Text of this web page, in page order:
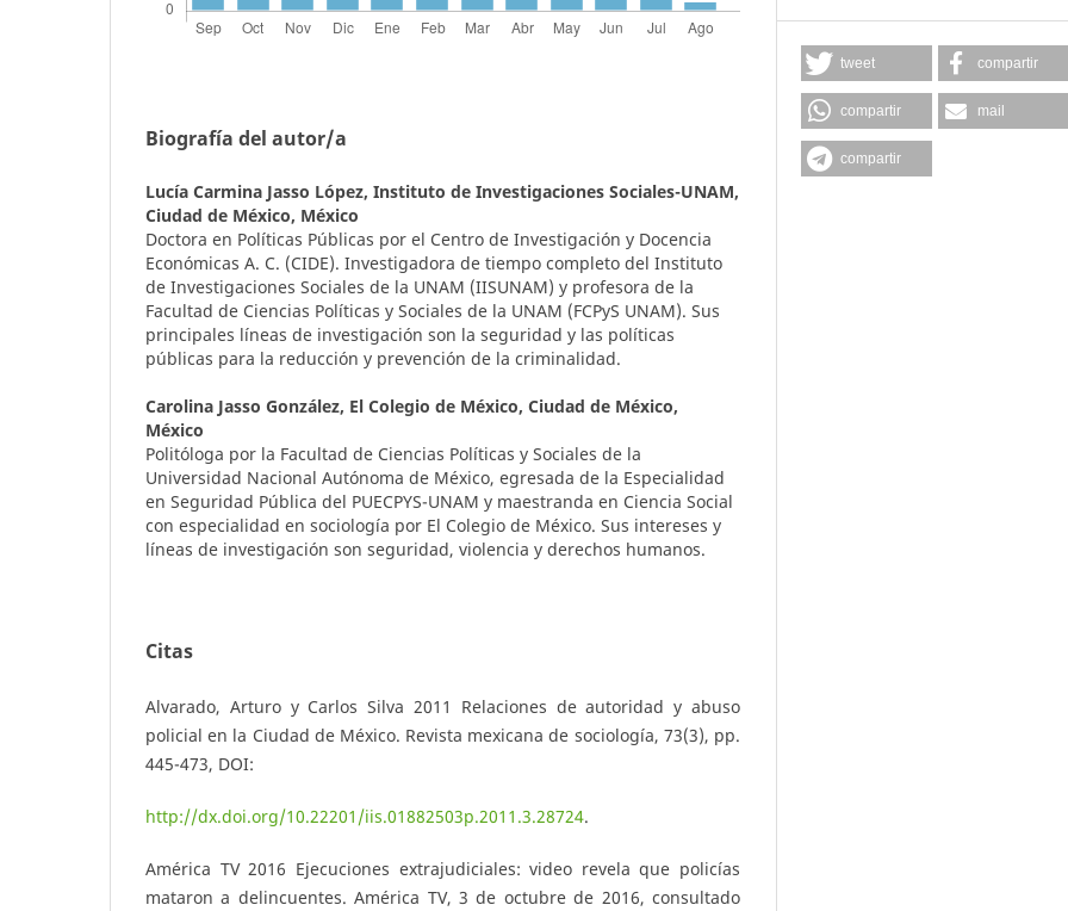
Biografía del autor/a
Lucía Carmina Jasso López, Instituto de Investigaciones Sociales-UNAM,
Ciudad de México, México
Doctora en Políticas Públicas por el Centro de Investigación y Docencia
Económicas A. C. (CIDE). Investigadora de tiempo completo del Instituto
de Investigaciones Sociales de la UNAM (IISUNAM) y profesora de la
Facultad de Ciencias Políticas y Sociales de la UNAM (FCPyS UNAM). Sus
principales líneas de investigación son la seguridad y las políticas
públicas para la reducción y prevención de la criminalidad.
Carolina Jasso González, El Colegio de México, Ciudad de México,
México
Politóloga por la Facultad de Ciencias Políticas y Sociales de la
Universidad Nacional Autónoma de México, egresada de la Especialidad
en Seguridad Pública del PUECPYS-UNAM y maestranda en Ciencia Social
con especialidad en sociología por El Colegio de México. Sus intereses y
líneas de investigación son seguridad, violencia y derechos humanos.
Citas
Alvarado, Arturo y Carlos Silva 2011 Relaciones de autoridad y abuso
policial en la Ciudad de México. Revista mexicana de sociología, 73(3), pp.
445-473, DOI:
http://dx.doi.org/10.22201/iis.01882503p.2011.3.28724.
América TV 2016 Ejecuciones extrajudiciales: video revela que policías
mataron a delincuentes. América TV, 3 de octubre de 2016, consultado
tweet compartir
compartir mail
compartir